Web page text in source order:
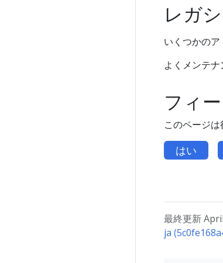
レガ
いくつかの
よくメンテ
フィ
このページ
はい
最終更新
ja